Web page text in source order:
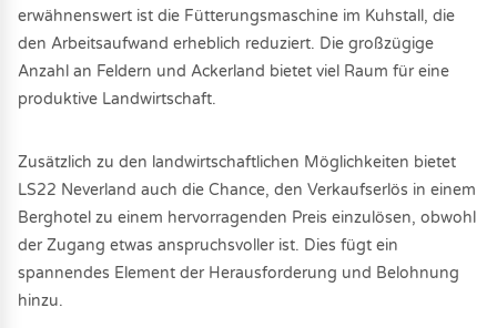
erwähnenswert ist die Fütterungsmaschine im Kuhstall, die
den Arbeitsaufwand erheblich reduziert. Die großzügige
Anzahl an Feldern und Ackerland bietet viel Raum für eine
produktive Landwirtschaft.
Zusätzlich zu den landwirtschaftlichen Möglichkeiten bietet
LS22 Neverland auch die Chance, den Verkaufserlös in einem
Berghotel zu einem hervorragenden Preis einzulösen, obwohl
der Zugang etwas anspruchsvoller ist. Dies fügt ein
spannendes Element der Herausforderung und Belohnung
hinzu.